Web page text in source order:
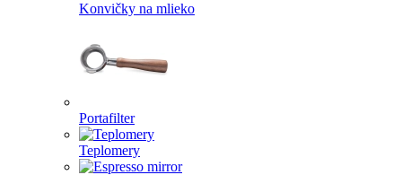
Konvičky na mlieko
Portafilter
Teplomery